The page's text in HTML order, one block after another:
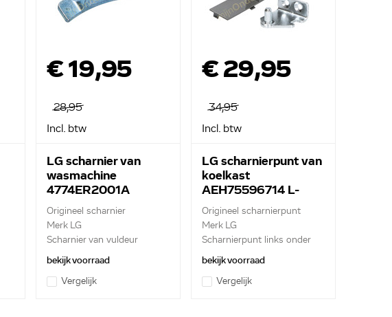
€ 19,95
28,95
Incl. btw
LG scharnier van
wasmachine
4774ER2001A
Origineel scharnier
Merk LG
Scharnier van vuldeur
bekijk voorraad
Vergelijk
€ 29,95
34,95
Incl. btw
LG scharnierpunt van
koelkast
AEH75596714 L-
onder
Origineel scharnierpunt
Merk LG
Scharnierpunt links onder
bekijk voorraad
Vergelijk